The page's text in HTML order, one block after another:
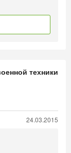
техники
24.03.2015